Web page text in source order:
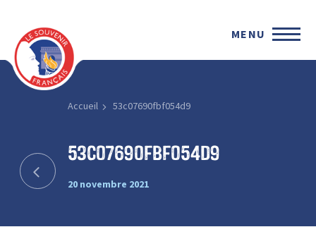
MENU
Accueil 53c07690fbf054d9
53c07690fbf054d9
20 novembre 2021